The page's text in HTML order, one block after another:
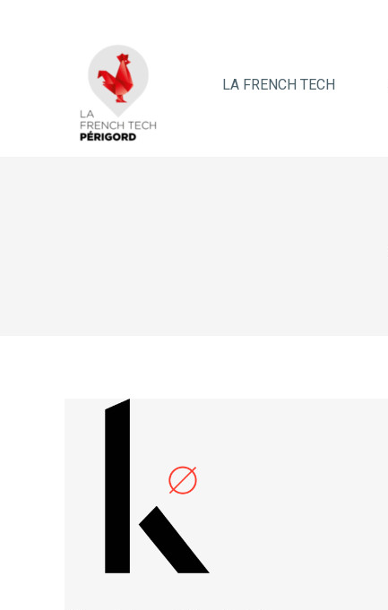
LA FRENCH TECH